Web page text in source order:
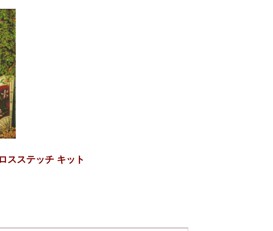
スステッチ キット